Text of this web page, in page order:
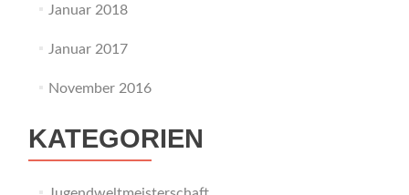
Januar 2018
Januar 2017
November 2016
KATEGORIEN